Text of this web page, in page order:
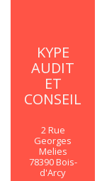
KYPE
AUDIT
ET
CONSEIL
2 Rue
Georges
Melies
78390 Bois-
d'Arcy